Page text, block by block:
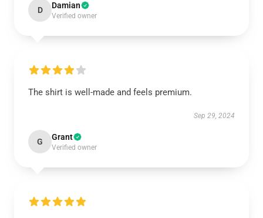
D Damian
Verified owner
The shirt is well-made and feels premium.
Sep 29, 2024
G Grant
Verified owner